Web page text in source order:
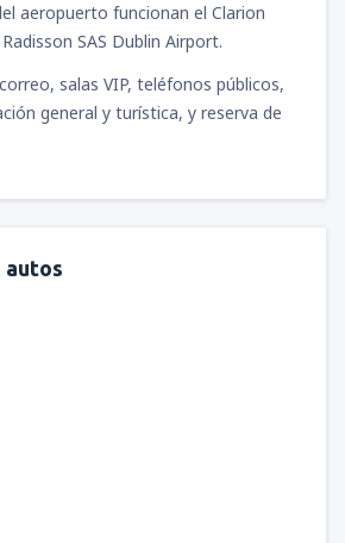
aeropuerto funcionan el Clarion
SAS Dublin Airport.
correo, salas VIP, teléfonos públicos,
general y turística, y reserva de
autos